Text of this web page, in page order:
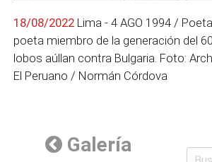
18/08/2022 Lima - 4 AGO 1994 /
poeta miembro de la generación del
lobos aúllan contra Bulgaria. Foto:
El Peruano / Normán Córdova
Galería